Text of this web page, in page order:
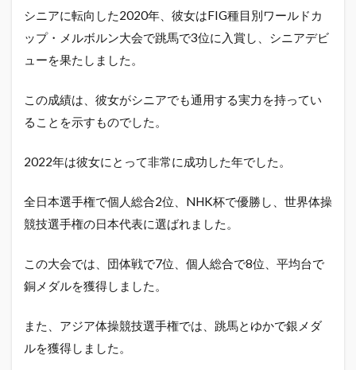
シニアに転向した2020年、彼女はFIG種目別ワールドカ
ップ・メルボルン大会で跳馬で3位に入賞し、シニアデビ
ューを果たしました。
この成績は、彼女がシニアでも通用する実力を持ってい
ることを示すものでした。
2022年は彼女にとって非常に成功した年でした。
全日本選手権で個人総合2位、NHK杯で優勝し、世界体操
競技選手権の日本代表に選ばれました。
この大会では、団体戦で7位、個人総合で8位、平均台で
銅メダルを獲得しました。
また、アジア体操競技選手権では、跳馬とゆかで銀メダ
ルを獲得しました。